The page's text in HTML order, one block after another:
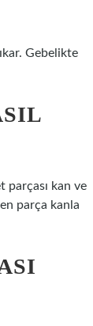
Gebelikte
parçası kan ve
parça kanla